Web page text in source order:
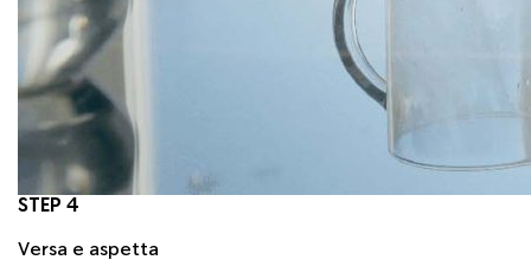
STEP 4
Versa e aspetta